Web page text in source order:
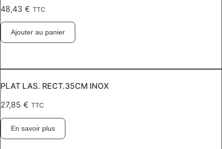
48,43 € TTC
Ajouter au panier
PLAT LAS. RECT.35CM INOX
27,85 € TTC
En savoir plus